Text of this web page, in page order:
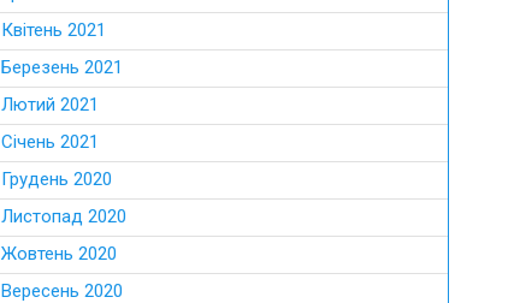
Квітень 2021
Березень 2021
Лютий 2021
Січень 2021
Грудень 2020
Листопад 2020
Жовтень 2020
Вересень 2020